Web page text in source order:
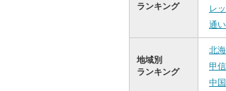
ランキング
レ
通
地域別
ランキング
北
甲
中